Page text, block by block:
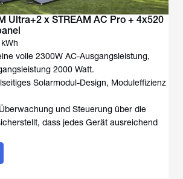
Ultra+2 x STREAM AC Pro + 4x520
volle 2300W AC-Ausgangsleistung,
2000 Watt.
Solarmodul-Design, Moduleffizienz
und Steuerung über die
dass jedes Gerät ausreichend